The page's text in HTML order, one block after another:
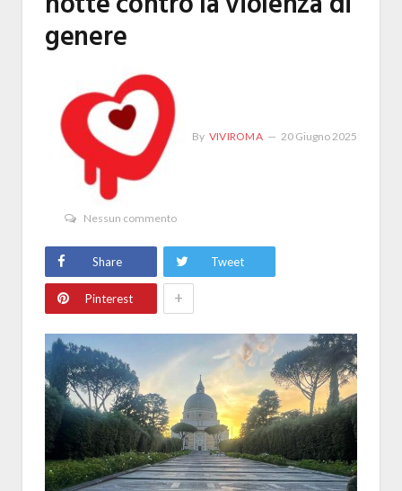
genere
By VIVIROMA 20 Giugno 2025
Nessun commento
Share Tweet
Pinterest +